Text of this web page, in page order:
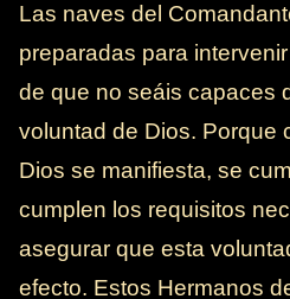
Las naves del
preparadas para
de que no seáis capaces
voluntad de Dios. Porque
Dios se manifiesta, se
cumplen los requisitos
asegurar que esta
efecto. Estos Hermanos